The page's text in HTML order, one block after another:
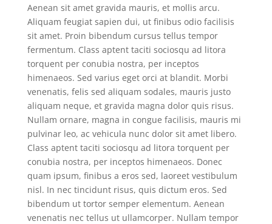
Aenean sit amet gravida mauris, et mollis arcu.
Aliquam feugiat sapien dui, ut finibus odio facilisis
sit amet. Proin bibendum cursus tellus tempor
fermentum. Class aptent taciti sociosqu ad litora
torquent per conubia nostra, per inceptos
himenaeos. Sed varius eget orci at blandit. Morbi
venenatis, felis sed aliquam sodales, mauris justo
aliquam neque, et gravida magna dolor quis risus.
Nullam ornare, magna in congue facilisis, mauris mi
pulvinar leo, ac vehicula nunc dolor sit amet libero.
Class aptent taciti sociosqu ad litora torquent per
conubia nostra, per inceptos himenaeos. Donec
quam ipsum, finibus a eros sed, laoreet vestibulum
nisl. In nec tincidunt risus, quis dictum eros. Sed
bibendum ut tortor semper elementum. Aenean
venenatis nec tellus ut ullamcorper. Nullam tempor